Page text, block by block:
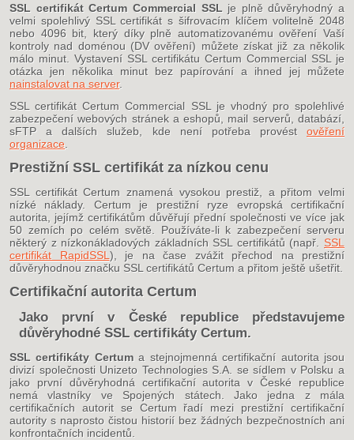
SSL certifikát Certum Commercial SSL je plně důvěryhodný a
velmi spolehlivý SSL certifikát s šifrovacím klíčem volitelně 2048
nebo 4096 bit, který díky plně automatizovanému ověření Vaší
kontroly nad doménou (DV ověření) můžete získat již za několik
málo minut. Vystavení SSL certifikátu Certum Commercial SSL je
otázka jen několika minut bez papírování a ihned jej můžete
nainstalovat na server.
SSL certifikát Certum Commercial SSL je vhodný pro spolehlivé
zabezpečení webových stránek a eshopů, mail serverů, databází,
sFTP a dalších služeb, kde není potřeba provést ověření
organizace
Prestižní SSL certifikát za nízkou cenu
SSL certifikát Certum znamená vysokou prestiž, a přitom velmi
nízké náklady. Certum je prestižní ryze evropská certifikační
autorita, jejímž certifikátům důvěřují přední společnosti ve více jak
50 zemích po celém světě. Používáte-li k zabezpečení serveru
některý z nízkonákladových základních SSL certifikátů (např. SSL
certifikát RapidSSL ), je na čase zvážit přechod na prestižní
důvěryhodnou značku SSL certifikátů Certum a přitom ještě ušetřit.
Certifikační autorita Certum
Jako první v České republice představujeme
důvěryhodné SSL certifikáty Certum.
SSL certifikáty Certuma stejnojmenná certifikační autorita jsou
divizí společnosti Unizeto Technologies S.A. se sídlem v Polsku a
jako první důvěryhodná certifikační autorita v České republice
nemá vlastníky ve Spojených státech. Jako jedna z mála
certifikačních autorit se Certum řadí mezi prestižní certifikační
autority s naprosto čistou historií bez žádných bezpečnostních ani
konfrontačních incidentů.